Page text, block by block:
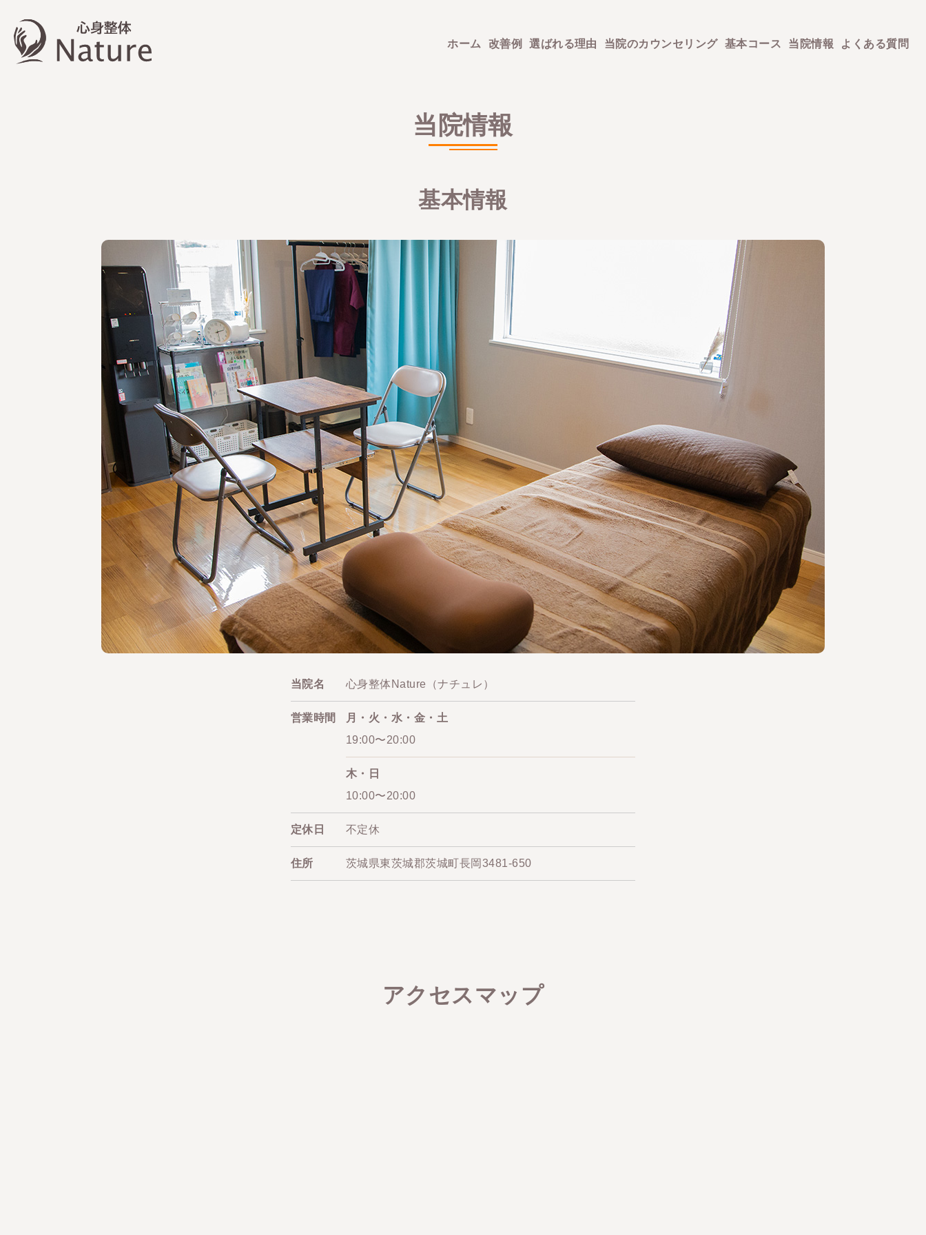
ホーム 改善例 選ばれる理由 当院のカウンセリング 基本コース 当院情報 よくある質問
当院情報
基本情報
当院名 心身整体Nature（ナチュレ）
営業時間
月・火・水・金・土
19:00〜20:00
木・日
10:00〜20:00
定休日 不定休
住所 茨城県東茨城郡茨城町長岡3481-650
アクセスマップ